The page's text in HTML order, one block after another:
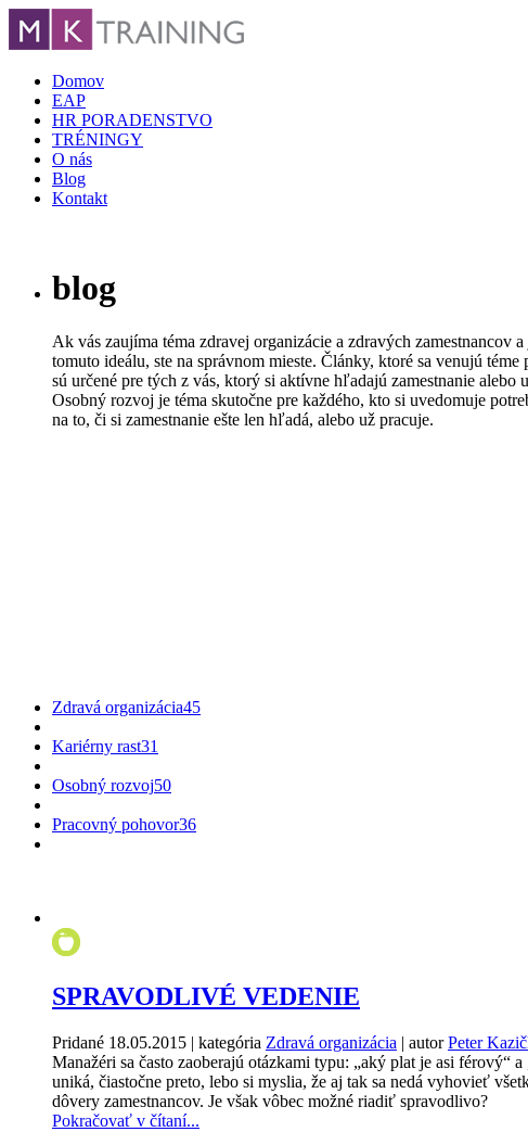
Domov
EAP
HR PORADENSTVO
TRÉNINGY
O nás
Blog
Kontakt
blog
Ak vás zaujíma téma zdravej organizácie a zdravých zamestnancov
tomuto ideálu, ste na správnom mieste. Články, ktoré sa venujú
sú určené pre tých z vás, ktorý si aktívne hľadajú zamestnanie alebo
Osobný rozvoj je téma skutočne pre každého, kto si uvedomuje
na to, či si zamestnanie ešte len hľadá, alebo už pracuje.
Zdravá organizácia45
Kariérny rast31
Osobný rozvoj50
Pracovný pohovor36
SPRAVODLIVÉ VEDENIE
Pridané 18.05.2015 | kategória Zdravá organizácia | autor Peter
Manažéri sa často zaoberajú otázkami typu: „aký plat je asi
uniká, čiastočne preto, lebo si myslia, že aj tak sa nedá vyhovieť
dôvery zamestnancov. Je však vôbec možné riadiť spravodlivo?
Pokračovať v čítaní...